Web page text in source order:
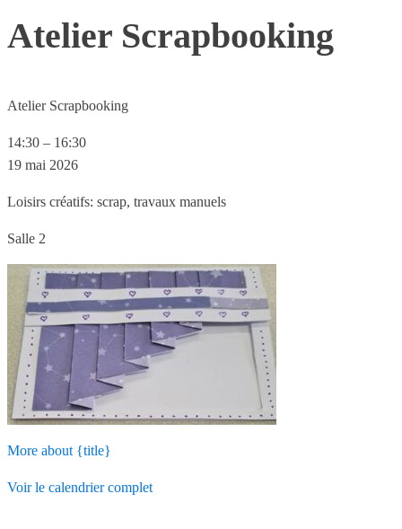
Atelier Scrapbooking
Atelier Scrapbooking
14:30 – 16:30
19 mai 2026
Loisirs créatifs: scrap, travaux manuels
Salle 2
More about {title}
Voir le calendrier complet